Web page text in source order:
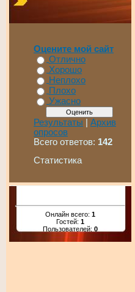
Оцените мой сайт
Отлично
Хорошо
Неплохо
Плохо
Ужасно
Результаты | Архив
опросов
Всего ответов: 142
Статистика
Онлайн всего: 1
Гостей: 1
Пользователей: 0